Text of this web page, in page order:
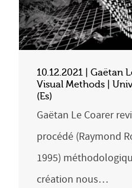
10.12.2021 | Gaëtan
Visual Methods |
(Es)
Gaëtan Le Coarer
procédé (Raymond
1995)
création nous…